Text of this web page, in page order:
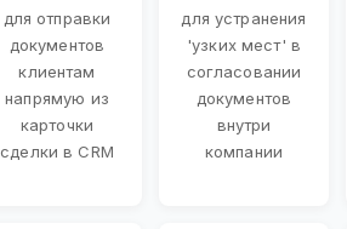
для отправки
документов
клиентам
напрямую из
карточки
сделки в CRM
для устранения
'узких мест' в
согласовании
документов
внутри
компании